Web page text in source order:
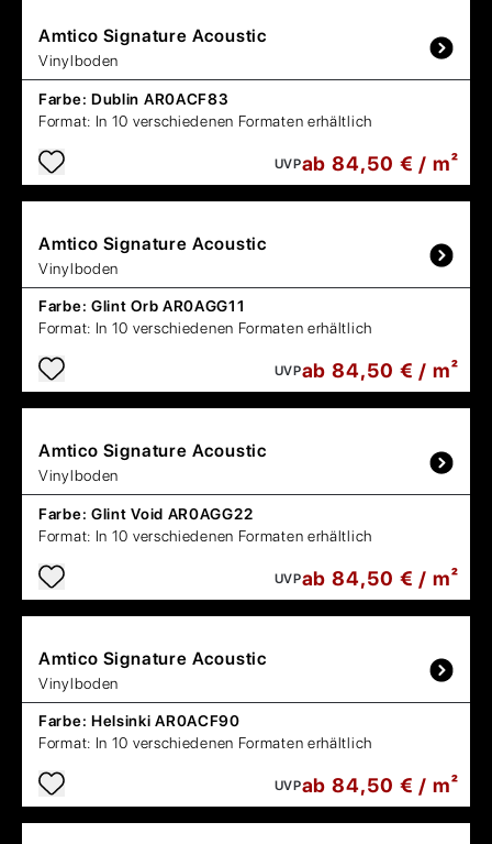
Amtico Signature Acoustic
Vinylboden
Farbe: Dublin AR0ACF83
Format: In 10 verschiedenen Formaten erhältlich
UVPab 84,50 € / m²
Amtico Signature Acoustic
Vinylboden
Farbe: Glint Orb AR0AGG11
Format: In 10 verschiedenen Formaten erhältlich
UVPab 84,50 € / m²
Amtico Signature Acoustic
Vinylboden
Farbe: Glint Void AR0AGG22
Format: In 10 verschiedenen Formaten erhältlich
UVPab 84,50 € / m²
Amtico Signature Acoustic
Vinylboden
Farbe: Helsinki AR0ACF90
Format: In 10 verschiedenen Formaten erhältlich
UVPab 84,50 € / m²